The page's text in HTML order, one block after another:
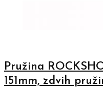
Pružina
151mm, zdvih